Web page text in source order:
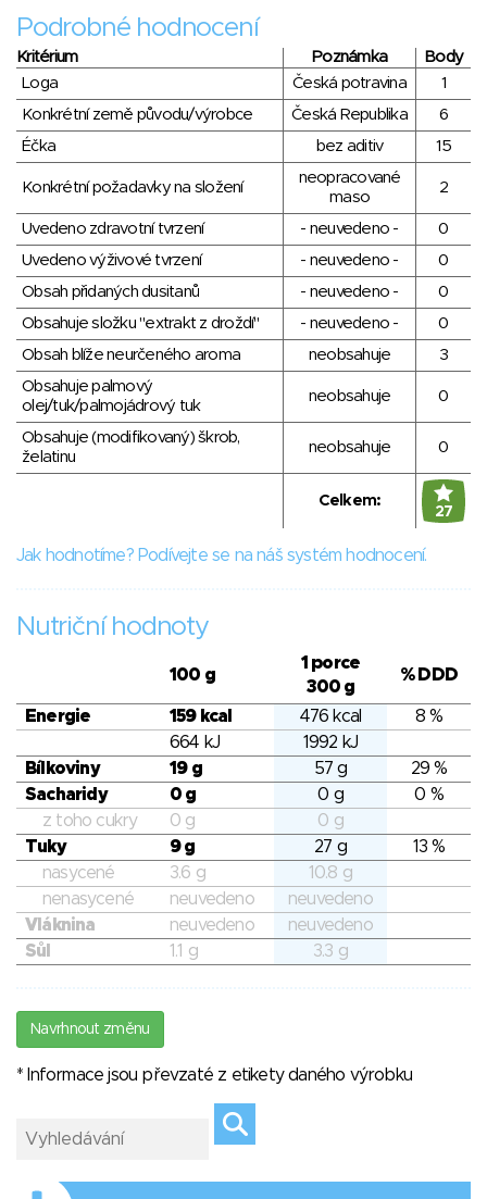
Podrobné hodnocení
Kritérium Poznámka
Body
Loga
Česká potravina
1
Konkrétní země původu/výrobce
Česká Republika
6
Éčka
bez aditiv 15
Konkrétní požadavky na složení
neopracované
maso
2
Uvedeno zdravotní tvrzení - neuvedeno -
0
Uvedeno výživové tvrzení
- neuvedeno -
0
Obsah přidaných dusitanů
- neuvedeno -
0
Obsahuje složku "extrakt z droždí"
- neuvedeno -
0
Obsah blíže neurčeného aroma
neobsahuje
3
Obsahuje palmový
olej/tuk/palmojádrový tuk
neobsahuje 0
Obsahuje (modifikovaný) škrob,
želatinu
neobsahuje 0
Celkem:
27
Jak hodnotíme? Podívejte se na náš systém hodnocení.
Nutriční hodnoty
100 g
1 porce
300 g
% DDD
Energie 159 kcal 476 kcal
8 %
664 kJ
1992 kJ
Bílkoviny
19 g 57 g
29 %
Sacharidy
0 g 0 g
0 %
z toho cukry
0 g
0 g
Tuky
9 g 27 g
13 %
nasycené
3.6 g
10.8 g
nenasycené
neuvedeno
neuvedeno
Vláknina
neuvedeno
neuvedeno
Sůl
1.1 g 3.3 g
Navrhnout změnu
* Informace jsou převzaté z etikety daného výrobku